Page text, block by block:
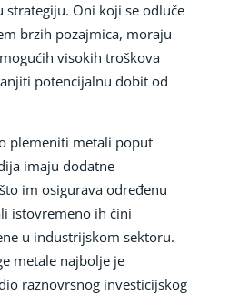
strategiju. Oni koji se odluče
brzih pozajmica, moraju
visokih troškova
potencijalnu dobit od
plemeniti metali poput
imaju dodatne
im osigurava određenu
istovremeno ih čini
u industrijskom sektoru.
metale najbolje je
raznovrsnog investicijskog